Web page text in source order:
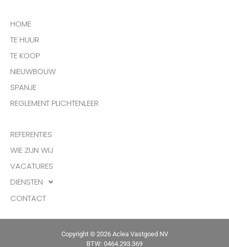
HOME
TE HUUR
TE KOOP
NIEUWBOUW
SPANJE
REGLEMENT PLICHTENLEER
REFERENTIES
WIE ZIJN WIJ
VACATURES
DIENSTEN
CONTACT
Copyright © 2026 Aclea Vastgoed NV
BTW: 0464.293.369